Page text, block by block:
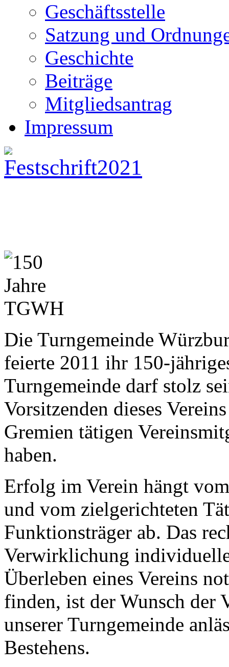
Geschäftsstelle
Satzung und
Geschichte
Beiträge
Mitgliedsantrag
Impressum
Die Turngemeinde
feierte 2011 ihr 150-
Turngemeinde darf stolz
Vorsitzenden dieses
Gremien tätigen
haben.
Erfolg im Verein hängt
und vom zielgerichteten
Funktionsträger ab. Das
Verwirklichung
Überleben eines Vereins
finden, ist der Wunsch der
unserer Turngemeinde
Bestehens.